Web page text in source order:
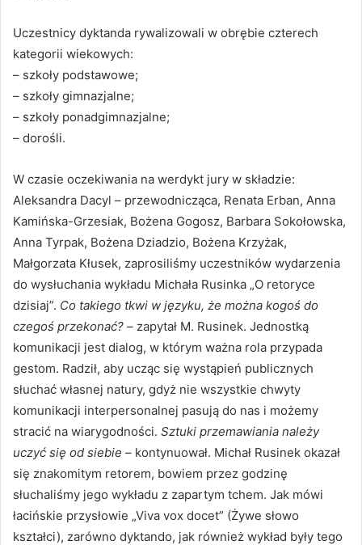
Uczestnicy dyktanda rywalizowali w obrębie czterech
kategorii wiekowych:
– szkoły podstawowe;
– szkoły gimnazjalne;
– szkoły ponadgimnazjalne;
– dorośli.
W czasie oczekiwania na werdykt jury w składzie:
Aleksandra Dacyl – przewodnicząca, Renata Erban, Anna
Kamińska-Grzesiak, Bożena Gogosz, Barbara Sokołowska,
Anna Tyrpak, Bożena Dziadzio, Bożena Krzyżak,
Małgorzata Kłusek, zaprosiliśmy uczestników wydarzenia
do wysłuchania wykładu Michała Rusinka „O retoryce
dzisiaj”. Co takiego tkwi w języku, że można kogoś do
czegoś przekonać? – zapytał M. Rusinek. Jednostką
komunikacji jest dialog, w którym ważna rola przypada
gestom. Radził, aby ucząc się wystąpień publicznych
słuchać własnej natury, gdyż nie wszystkie chwyty
komunikacji interpersonalnej pasują do nas i możemy
stracić na wiarygodności. Sztuki przemawiania należy
uczyć się od siebie – kontynuował. Michał Rusinek okazał
się znakomitym retorem, bowiem przez godzinę
słuchaliśmy jego wykładu z zapartym tchem. Jak mówi
łacińskie przysłowie „Viva vox docet” (Żywe słowo
kształci), zarówno dyktando, jak również wykład były tego